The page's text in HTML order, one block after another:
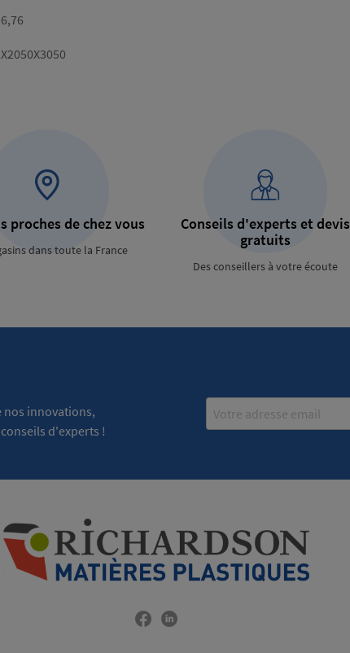
proches de chez vous
dans toute la France
Conseils d'experts et devis
gratuits
Des conseillers à votre écoute
nos innovations,
d'experts !
Email